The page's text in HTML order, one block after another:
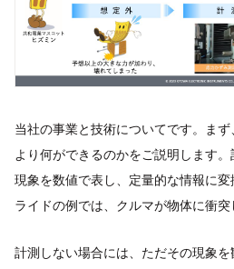
当社の事業と技術についてです。ま
より何ができるのかをご説明します
現象を数値で表し、定量的な情報に
ライドの例では、クルマが物体に衝突
計測しない場合には、ただその現象